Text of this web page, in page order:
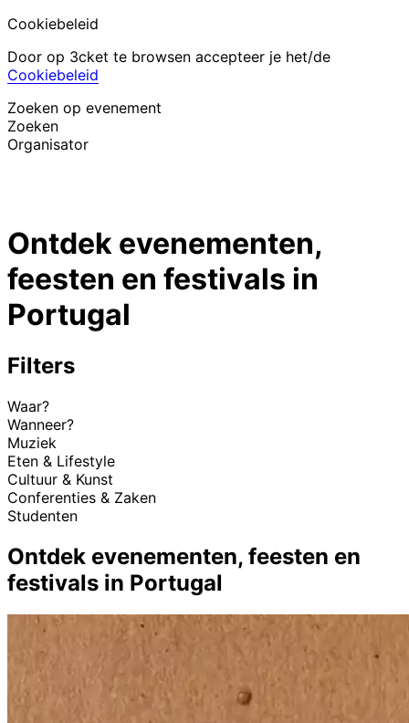
Cookiebeleid
Door op 3cket te browsen accepteer je het/de
Cookiebeleid
Zoeken op evenement
Zoeken
Organisator
Hulp voor deelnemerIk ben mijn ticket kwijt
LoginEvenement promoten
Ontdek evenementen,
feesten en festivals in
Portugal
Filters
Waar?
Wanneer?
Muziek
Eten & Lifestyle
Cultuur & Kunst
Conferenties & Zaken
Studenten
Ontdek evenementen, feesten en
festivals in Portugal